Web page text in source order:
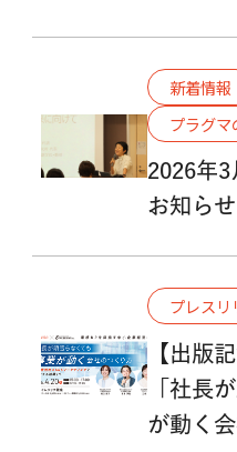
新着情報
プラグ
2026年3
お知らせ
プレスリ
【出版
「社長
が動く